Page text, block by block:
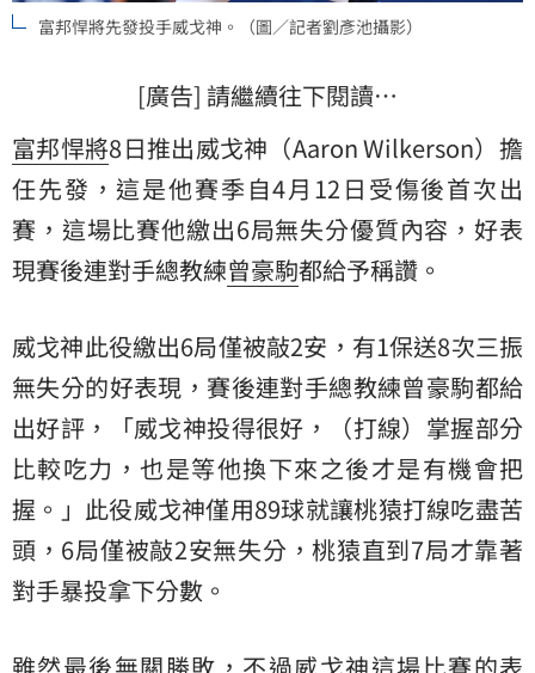
富邦悍將先發投手威戈神。（圖／記者劉彥池攝影）
[廣告] 請繼續往下閱讀…
富邦悍將8日推出威戈神（Aaron Wilkerson）擔
任先發，這是他賽季自4月12日受傷後首次出
賽，這場比賽他繳出6局無失分優質內容，好表
現賽後連對手總教練曾豪駒都給予稱讚。
威戈神此役繳出6局僅被敲2安，有1保送8次三振
無失分的好表現，賽後連對手總教練曾豪駒都給
出好評，「威戈神投得很好，（打線）掌握部分
比較吃力，也是等他換下來之後才是有機會把
握。」此役威戈神僅用89球就讓桃猿打線吃盡苦
頭，6局僅被敲2安無失分，桃猿直到7局才靠著
對手暴投拿下分數。